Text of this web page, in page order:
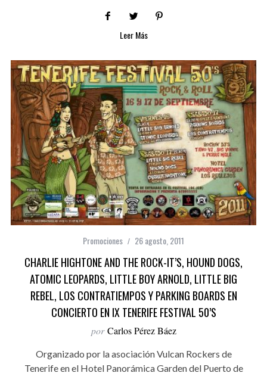
Leer Más
Promociones 26 agosto, 2011
CHARLIE HIGHTONE AND THE ROCK-IT’S, HOUND DOGS,
ATOMIC LEOPARDS, LITTLE BOY ARNOLD, LITTLE BIG
REBEL, LOS CONTRATIEMPOS Y PARKING BOARDS EN
CONCIERTO EN IX TENERIFE FESTIVAL 50’S
por Carlos Pérez Báez
Organizado por la asociación Vulcan Rockers de
Tenerife en el Hotel Panorámica Garden del Puerto de